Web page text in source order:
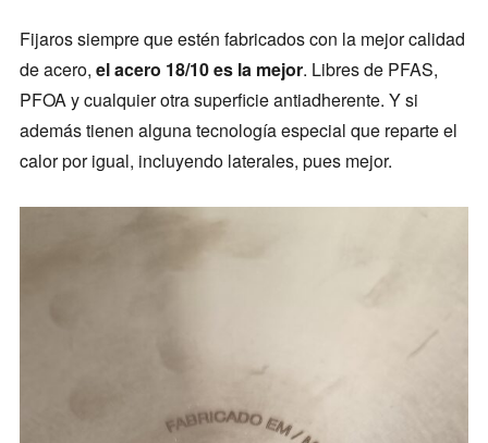
Fijaros siempre que estén fabricados con la mejor calidad
de acero, el acero 18/10 es la mejor. Libres de PFAS,
PFOA y cualquier otra superficie antiadherente. Y si
además tienen alguna tecnología especial que reparte el
calor por igual, incluyendo laterales, pues mejor.